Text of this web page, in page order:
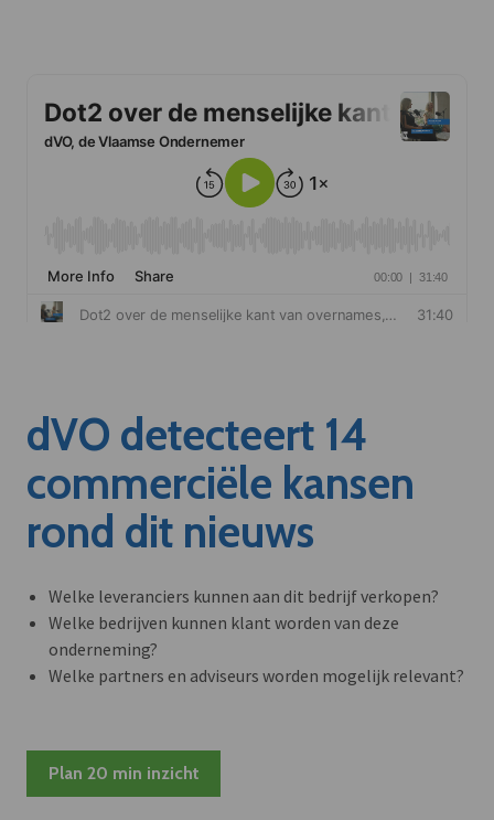
dVO detecteert 14
commerciële kansen
rond dit nieuws
Welke leveranciers kunnen aan dit bedrijf verkopen?
Welke bedrijven kunnen klant worden van deze
onderneming?
Welke partners en adviseurs worden mogelijk relevant?
Plan 20 min inzicht